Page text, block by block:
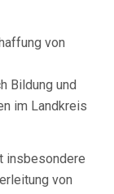
von
Bildung und
im Landkreis
insbesondere
von